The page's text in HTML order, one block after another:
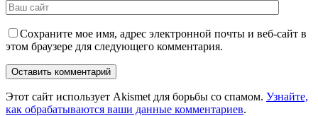
Сохраните мое имя, адрес электронной почты и веб-сайт в
этом браузере для следующего комментария.
Этот сайт использует Akismet для борьбы со спамом. Узнайте,
как обрабатываются ваши данные комментариев.